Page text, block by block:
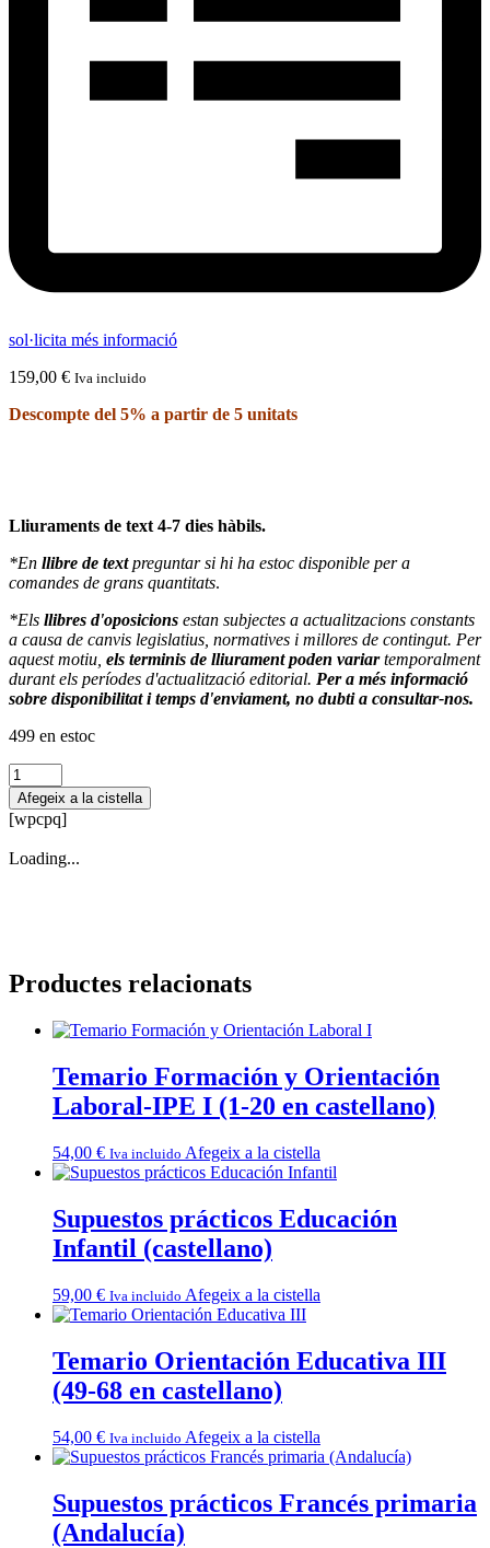
sol·licita més informació
159,00 € Iva incluido
Descompte del 5% a partir de 5 unitats
Lliuraments de text 4-7 dies hàbils.
*En llibre de textpreguntar si hi ha estoc disponible per a
comandes de grans quantitats.
*Els llibres d'oposicions estan subjectes a actualitzacions constants
a causa de canvis legislatius, normatives i millores de contingut. Per
aquest motiu, els terminis de lliurament poden variartemporalment
durant els períodes d'actualització editorial. Per a més informació
sobre disponibilitat i temps d'enviament, no dubti a consultar-nos.
499 en estoc
quantitat
de
Temario
+
supuestos
+
(versión
Afegeix a la cistella
[wpcpq]
Loading...
Productes relacionats
Temario Formación y Orientación
Laboral-IPE I (1-20 en castellano)
54,00 € Iva incluido Afegeix a la cistella
Supuestos prácticos Educación
Infantil (castellano)
59,00 € Iva incluido Afegeix a la cistella
Temario Orientación Educativa III
(49-68 en castellano)
54,00 € Iva incluido Afegeix a la cistella
Supuestos prácticos Francés primaria
(Andalucía)